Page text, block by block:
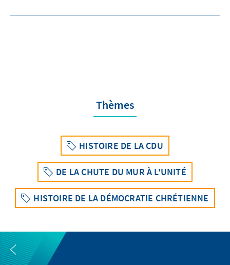
Thèmes
HISTOIRE DE LA CDU
DE LA CHUTE DU MUR À L'UNITÉ
HISTOIRE DE LA DÉMOCRATIE CHRÉTIENNE